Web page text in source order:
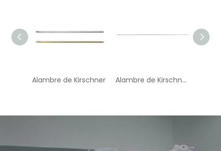
Alambre de Kirschner Alambre de Kirschner roscado